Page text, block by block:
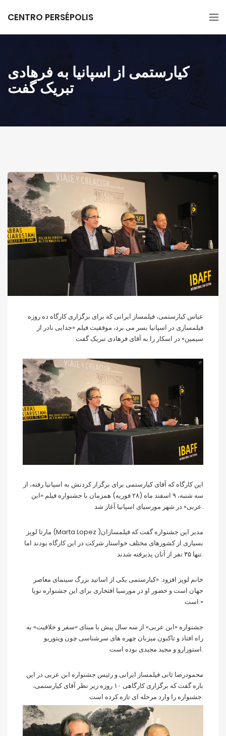
CENTRO PERSÉPOLIS
کیارستمی از اسپانیا به فرهادی
تبریک گفت
عباس کیارستمی، فیلمساز ایرانی که برای برگزاری کارگاه ده روزه
فیلمسازی در اسپانیا بسر می برد، موفقیت فیلم «جدایی نادر از
سیمین» در اسکار را به آقای فرهادی تبریک گفت
این کارگاه که آقای کیارستمی برای برگزار کردنش به اسپانیا رفته، از
سه شنبه، ۹ اسفند ماه (۲۸ فوریه) همزمان با جشنواره فیلم «ابن
عربی» در شهر مورسیای اسپانیا آغاز شد.
مارتا لوپز (Marta Lopez )مدیر این جشنواره گفت که فیلمسازان
بسیاری از کشورهای مختلف خواستار شرکت در این کارگاه بودند اما
تنها ۳۵ نفر از آنان پذیرفته شدند.
خانم لوپز افزود: «کیارستمی یکی از اساتید بزرگ سینمای معاصر
جهان است و حضور او در مورسیا افتخاری برای این جشنواره نوپا
است.»
جشنواره «ابن عربی» از سه سال پیش با مبنای «سفر و خلاقیت» به
راه افتاد و تاکنون میزبان چهره های سرشناسی چون ویتوریو
استورارو و مجید مجیدی بوده است.
محمودرضا ثانی فیلمساز ایرانی و رئیس جشنواره ابن عربی در این
باره گفت که برگزاری کارگاهی ۱۰ روزه زیر نظر آقای کیارستمی،
جشنواره را وارد مرحلهای تازه کرده است.